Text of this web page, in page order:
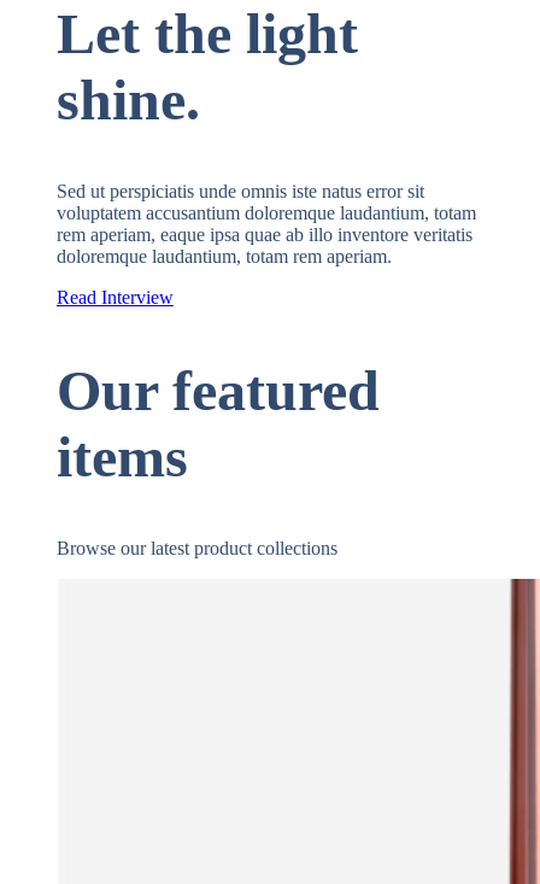
Let the light
shine.
Sed ut perspiciatis unde omnis iste natus error sit
voluptatem accusantium doloremque laudantium, totam
rem aperiam, eaque ipsa quae ab illo inventore veritatis
doloremque laudantium, totam rem aperiam.
Read Interview
Our featured
items
Browse our latest product collections